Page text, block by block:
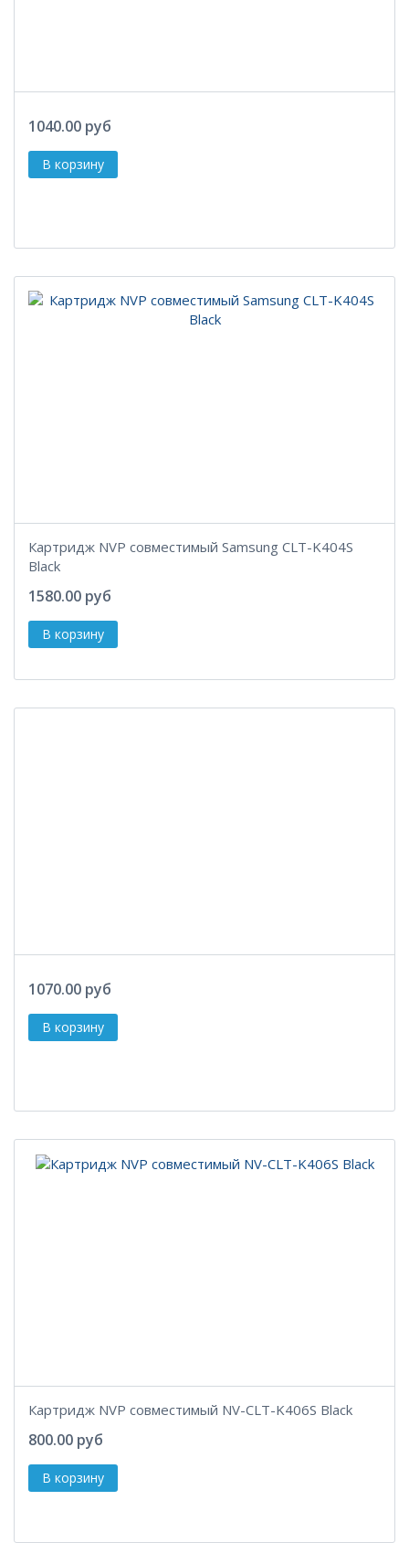
1040.00 руб
Картридж NVP совместимый Samsung CLT-K404S
Black
1580.00 руб
1070.00 руб
Картридж NVP совместимый NV-CLT-K406S Black
800.00 руб